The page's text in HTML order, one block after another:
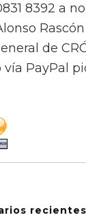
8392 a
de
vía PayPal
recientes